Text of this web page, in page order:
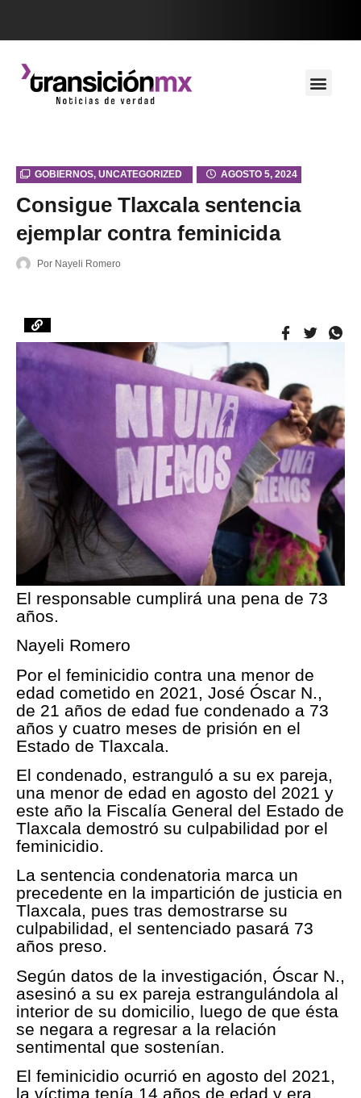
GOBIERNOS, UNCATEGORIZED AGOSTO 5, 2024
Consigue Tlaxcala sentencia
ejemplar contra feminicida
Por Nayeli Romero
El responsable cumplirá una pena de 73
años.
Nayeli Romero
Por el feminicidio contra una menor de
edad cometido en 2021, José Óscar N.,
de 21 años de edad fue condenado a 73
años y cuatro meses de prisión en el
Estado de Tlaxcala.
El condenado, estranguló a su ex pareja,
una menor de edad en agosto del 2021 y
este año la Fiscalía General del Estado de
Tlaxcala demostró su culpabilidad por el
feminicidio.
La sentencia condenatoria marca un
precedente en la impartición de justicia en
Tlaxcala, pues tras demostrarse su
culpabilidad, el sentenciado pasará 73
años preso.
Según datos de la investigación, Óscar N.,
asesinó a su ex pareja estrangulándola al
interior de su domicilio, luego de que ésta
se negara a regresar a la relación
sentimental que sostenían.
El feminicidio ocurrió en agosto del 2021,
la víctima tenía 14 años de edad y era